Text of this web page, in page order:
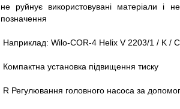
не руйнує використовувані матеріали і
позначення
Наприклад: Wilo-COR-4 Helix V 2203/1 / K /
Компактна установка підвищення тиску
R Регулювання головного насоса за